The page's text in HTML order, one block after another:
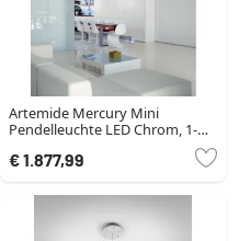
Artemide Mercury Mini
Pendelleuchte LED Chrom, 1-
€ 1.877,99